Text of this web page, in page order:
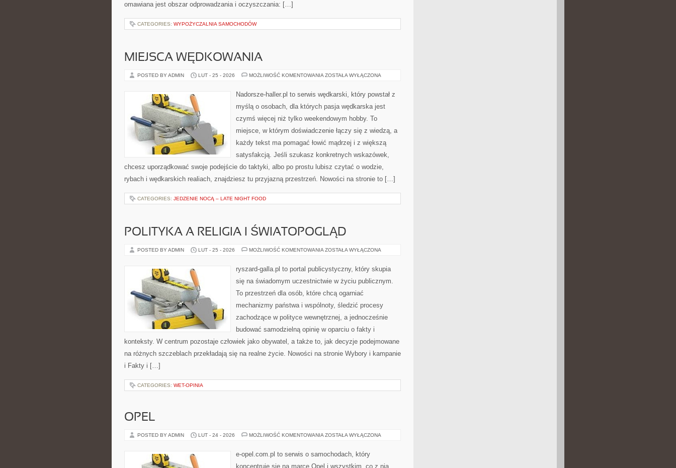
omawiana jest obszar odprowadzania i oczyszczania: […]
CATEGORIES: WYPOŻYCZALNIA SAMOCHODÓW
MIEJSCA WĘDKOWANIA
POSTED BY ADMIN LUT - 25 - 2026 MOŻLIWOŚĆ KOMENTOWANIA MIEJSCA
ZOSTAŁA WYŁĄCZONA
Nadorsze-haller.pl to serwis wędkarski, który powstał z
myślą o osobach, dla których pasja wędkarska jest
czymś więcej niż tylko weekendowym hobby. To
miejsce, w którym doświadczenie łączy się z wiedzą, a
każdy tekst ma pomagać łowić mądrzej i z większą
satysfakcją. Jeśli szukasz konkretnych wskazówek,
chcesz uporządkować swoje podejście do taktyki, albo po prostu lubisz czytać o wodzie,
rybach i wędkarskich realiach, znajdziesz tu przyjazną przestrzeń. Nowości na stronie to […]
CATEGORIES: JEDZENIE NOCĄ – LATE NIGHT FOOD
POLITYKA A RELIGIA I ŚWIATOPOGLĄD
POSTED BY ADMIN LUT - 25 - 2026 MOŻLIWOŚĆ KOMENTOWANIA POLITYKA
ŚWIATOPOGLĄD
ZOSTAŁA WYŁĄCZONA
ryszard-galla.pl to portal publicystyczny, który skupia
się na świadomym uczestnictwie w życiu publicznym.
To przestrzeń dla osób, które chcą ogarniać
mechanizmy państwa i wspólnoty, śledzić procesy
zachodzące w polityce wewnętrznej, a jednocześnie
budować samodzielną opinię w oparciu o fakty i
konteksty. W centrum pozostaje człowiek jako obywatel, a także to, jak decyzje podejmowane
na różnych szczeblach przekładają się na realne życie. Nowości na stronie Wybory i kampanie
i Fakty i […]
CATEGORIES: WET-OPINIA
OPEL
POSTED BY ADMIN LUT - 24 - 2026 MOŻLIWOŚĆ KOMENTOWANIA OPEL
ZOSTAŁA WYŁĄCZONA
e-opel.com.pl to serwis o samochodach, który
koncentruje się na marce Opel i wszystkim, co z nią